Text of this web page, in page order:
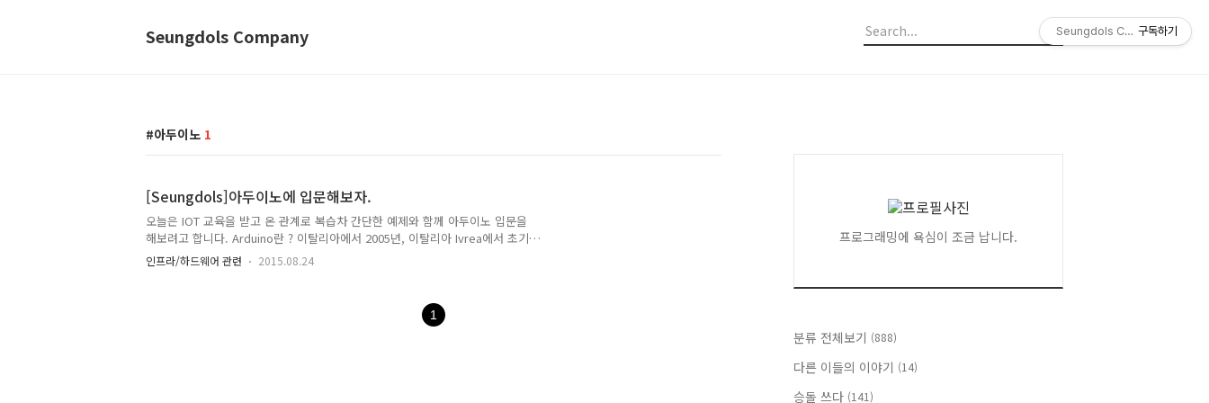
Seungdols Company
아두이노 1
[Seungdols]아두이노에 입문해보자.
오늘은 IOT 교육을 받고 온 관계로 복습차 간단한 예제와 함께 아두이노 입문을
해보려고 합니다. Arduino란 ? 이탈리아에서 2005년, 이탈리아 Ivrea에서 초기
프로젝트가 만들어졌다고 합니다. 목적은 소형 디바이스로 하드웨어적인 컨트롤
을 쉽게!!!!!겁나게 쉽게! 하기 위해 만들어졌다고 합니다. 장점 : 전자 공학을 몰
노력이 필요하다. 실제 아두이노 우노의 모습과 밑의 이상한 사각판은
BreadBoard라고(맞나..?) 흔히 빵!판이라고 합니다. 초기 아두이노 돈이 된다면
인프라/하드웨어 관련 2015.08.24
1
프로그래밍에 욕심이 조금 납니다.
분류 전체보기 (888)
다른 이들의 이야기 (14)
승돌 쓰다 (141)
Seungdols Company
구독하기